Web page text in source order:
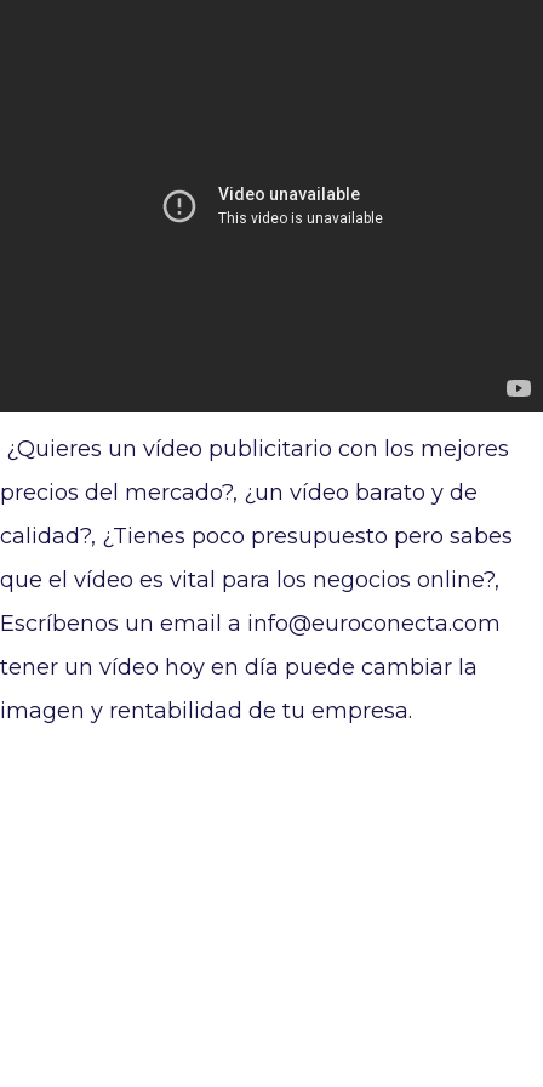
¿Quieres un vídeo publicitario con los mejores
precios del mercado?, ¿un vídeo barato y de
calidad?, ¿Tienes poco presupuesto pero sabes
que el vídeo es vital para los negocios online?,
Escríbenos un email a info@euroconecta.com
tener un vídeo hoy en día puede cambiar la
imagen y rentabilidad de tu empresa.